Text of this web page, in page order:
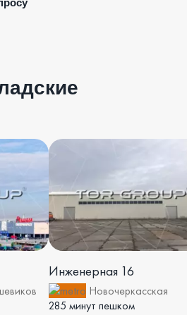
Инженерная 16
Новочеркасская
285 минут пешком